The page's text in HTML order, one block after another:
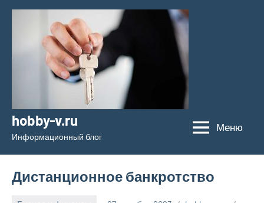
Перейти
содержимому
hobby-v.ru
Информационный блог
Меню
Дистанционное банкротство